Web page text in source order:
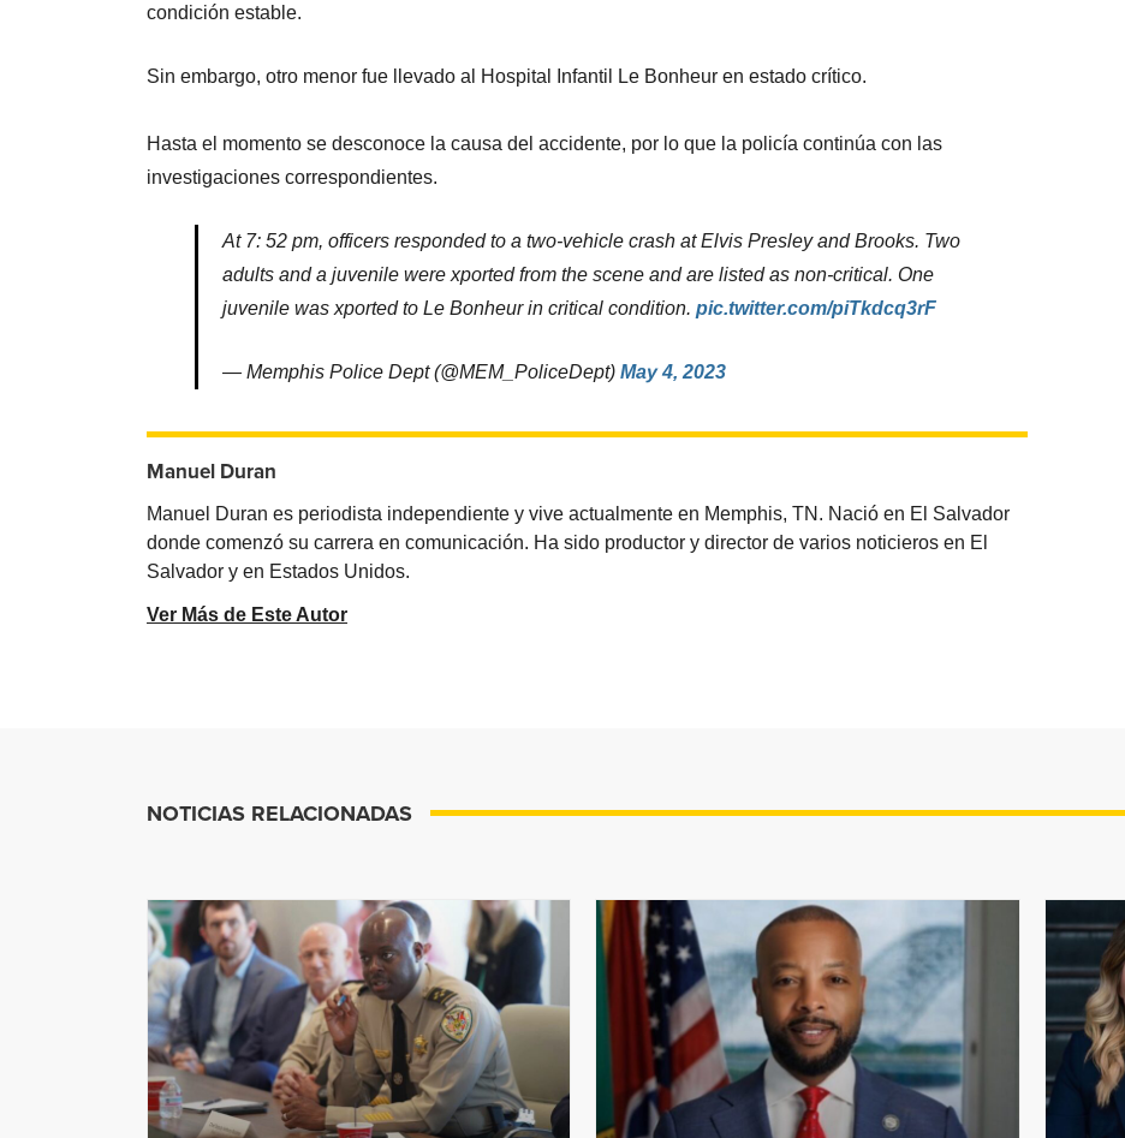
condición estable.
Sin embargo, otro menor fue llevado al Hospital Infantil Le Bonheur en estado crítico.
Hasta el momento se desconoce la causa del accidente, por lo que la policía continúa con las
investigaciones correspondientes.
At 7: 52 pm, officers responded to a two-vehicle crash at Elvis Presley and Brooks. Two
adults and a juvenile were xported from the scene and are listed as non-critical. One
juvenile was xported to Le Bonheur in critical condition.pic.twitter.com/piTkdcq3rF
— Memphis Police Dept (@MEM_PoliceDept)May 4, 2023
Manuel Duran
Manuel Duran es periodista independiente y vive actualmente en Memphis, TN. Nació en El Salvador
donde comenzó su carrera en comunicación. Ha sido productor y director de varios noticieros en El
Salvador y en Estados Unidos.
Ver Más de Este Autor
NOTICIAS RELACIONADAS